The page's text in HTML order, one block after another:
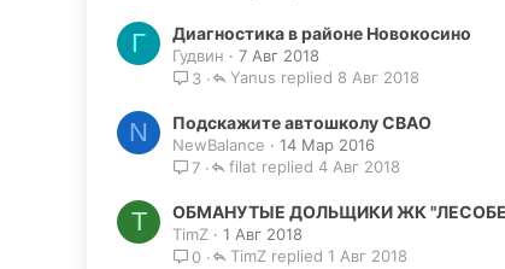
Г Диагностика в районе Новокосино
Гудвин
7 Авг 2018
3
8 Авг 2018
Yanus
N Подскажите автошколу СВАО
NewBalance
14 Мар 2016
7
4 Авг 2018
filat
T ОБМАНУТЫЕ ДОЛЬЩИКИ ЖК
TimZ
1 Авг 2018
0
1 Авг 2018
TimZ